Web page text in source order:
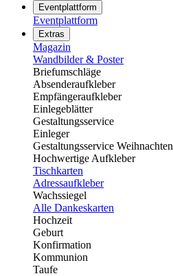
Eventplattform
Eventplattform
Extras
Magazin
Wandbilder & Poster
Briefumschläge
Absenderaufkleber
Empfängeraufkleber
Einlegeblätter
Gestaltungsservice
Einleger
Gestaltungsservice Weihnachten
Hochwertige Aufkleber
Tischkarten
Adressaufkleber
Wachssiegel
Alle Dankeskarten
Hochzeit
Geburt
Konfirmation
Kommunion
Taufe